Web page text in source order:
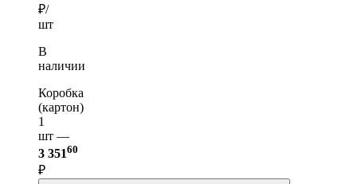
₽/
шт
В
наличии
Коробка
(картон)
1
шт —
3 35160
₽